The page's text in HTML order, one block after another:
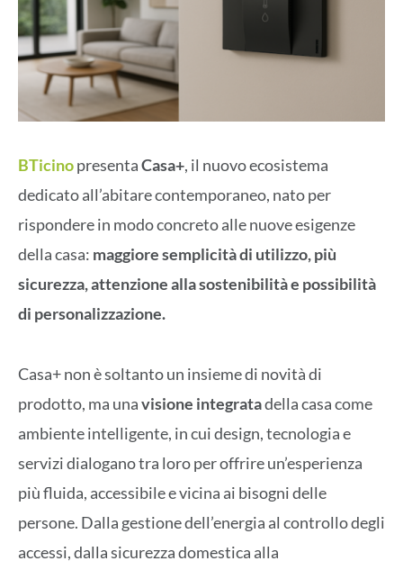
BTicinopresentaCasa+, il nuovo ecosistema
dedicato all’abitare contemporaneo, nato per
rispondere in modo concreto alle nuove esigenze
della casa: maggiore semplicità di utilizzo, più
sicurezza, attenzione alla sostenibilità e possibilità
di personalizzazione.
Casa+ non è soltanto un insieme di novità di
prodotto, ma unavisione integratadella casa come
ambiente intelligente, in cui design, tecnologia e
servizi dialogano tra loro per offrire un’esperienza
più fluida, accessibile e vicina ai bisogni delle
persone. Dalla gestione dell’energia al controllo degli
accessi, dalla sicurezza domestica alla